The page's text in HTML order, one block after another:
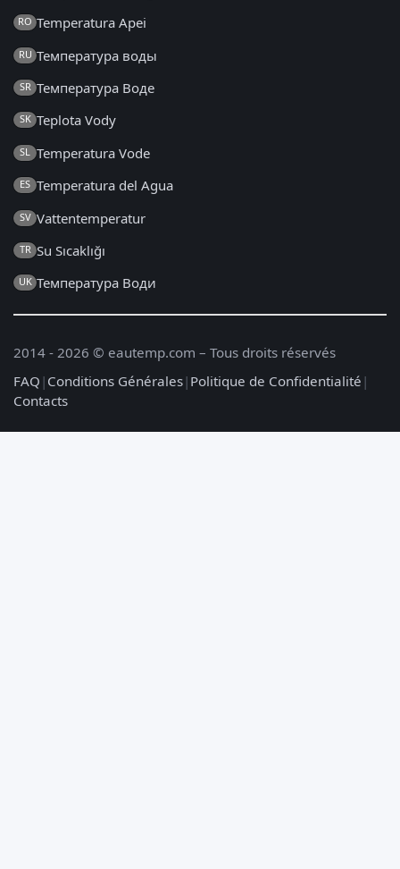
RO Temperatura Apei
RU Температура воды
SR Температура Воде
SK Teplota Vody
SL Temperatura Vode
ES Temperatura del Agua
SV Vattentemperatur
TR Su Sıcaklığı
UK Температура Води
2014 - 2026 © eautemp.com – Tous droits réservés
FAQ | Conditions Générales| Politique de Confidentialité |
Contacts